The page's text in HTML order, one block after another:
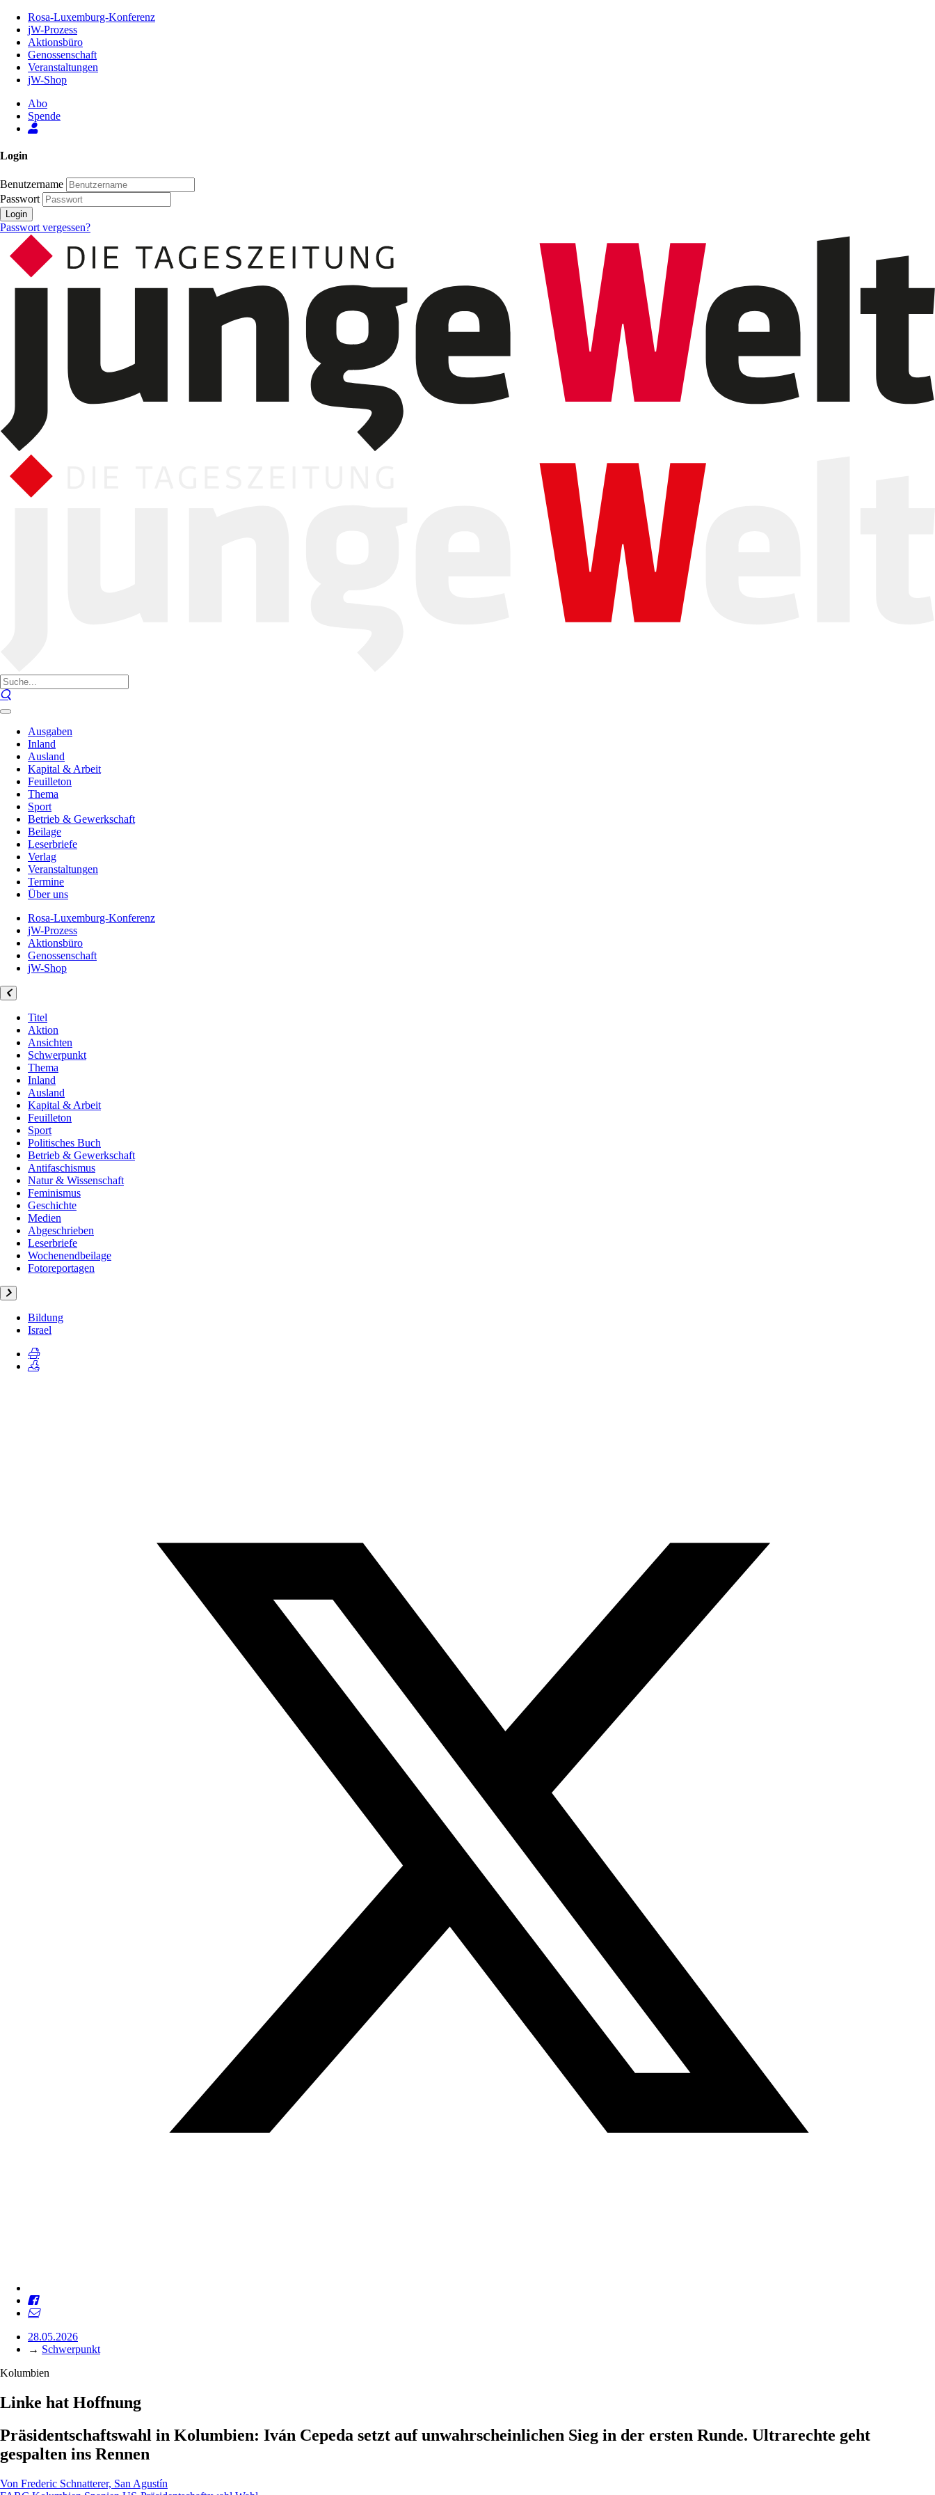
Inhalt
Seite
Rosa-Luxemburg-Konferenz
jW-Prozess
Aktionsbüro
Genossenschaft
Veranstaltungen
jW-Shop
Abo
Spende
Login
Benutzername
Passwort
Login
Passwort vergessen?
Ausgaben
Inland
Ausland
Kapital & Arbeit
Feuilleton
Thema
Sport
Betrieb & Gewerkschaft
Beilage
Leserbriefe
Verlag
Veranstaltungen
Termine
Über uns
Rosa-Luxemburg-Konferenz
jW-Prozess
Aktionsbüro
Genossenschaft
jW-Shop
Titel
Aktion
Ansichten
Schwerpunkt
Thema
Inland
Ausland
Kapital & Arbeit
Feuilleton
Sport
Politisches Buch
Betrieb & Gewerkschaft
Antifaschismus
Natur & Wissenschaft
Feminismus
Geschichte
Medien
Abgeschrieben
Leserbriefe
Wochenendbeilage
Fotoreportagen
Bildung
Israel
28.05.2026
→ Schwerpunkt
Kolumbien
Linke hat Hoffnung
Präsidentschaftswahl in Kolumbien: Iván Cepeda setzt auf unwahrscheinlichen Sieg in der ersten Runde. Ultrarechte geht
gespalten ins Rennen
Von Frederic Schnatterer, San Agustín